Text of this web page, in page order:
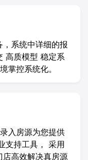
系统中详细的报
高质模型 稳定系
掌控系统化。
入房源为您提供
支持工具， 采用
高效解决真房源